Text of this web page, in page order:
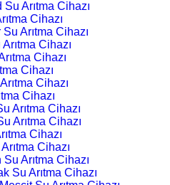
Arıtma Cihazı
Cihazı
Arıtma Cihazı
Cihazı
Cihazı
Cihazı
Cihazı
Cihazı
Arıtma Cihazı
Arıtma Cihazı
Cihazı
Cihazı
Su Arıtma Cihazı
Su Arıtma Cihazı